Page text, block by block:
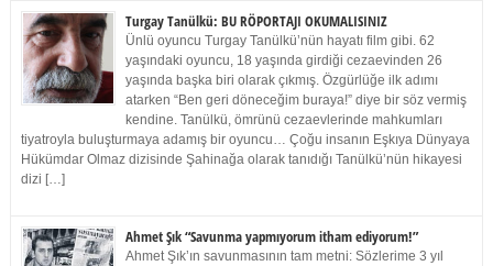
Turgay Tanülkü: BU RÖPORTAJI OKUMALISINIZ
Ünlü oyuncu Turgay Tanülkü’nün hayatı film gibi. 62
yaşındaki oyuncu, 18 yaşında girdiği cezaevinden 26
yaşında başka biri olarak çıkmış. Özgürlüğe ilk adımı
atarken “Ben geri döneceğim buraya!” diye bir söz vermiş
kendine. Tanülkü, ömrünü cezaevlerinde mahkumları
tiyatroyla buluşturmaya adamış bir oyuncu… Çoğu insanın Eşkıya Dünyaya
Hükümdar Olmaz dizisinde Şahinağa olarak tanıdığı Tanülkü’nün hikayesi
dizi […]
Ahmet Şık “Savunma yapmıyorum itham ediyorum!”
Ahmet Şık’ın savunmasının tam metni: Sözlerime 3 yıl